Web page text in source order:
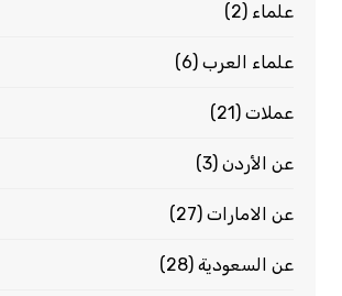
علماء (2)
علماء العرب(6)
عملات(21)
عن الأردن(3)
عن الامارات(27)
عن السعودية(28)